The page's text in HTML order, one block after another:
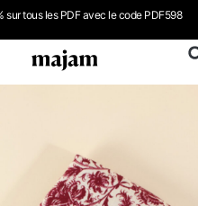
sur tous les PDF avec le code PDF598